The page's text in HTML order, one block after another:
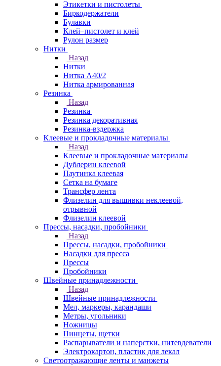
Этикетки и пистолеты
Биркодержатели
Булавки
Клей–пистолет и клей
Рулон размер
Нитки
Назад
Нитки
Нитка А40/2
Нитка армированная
Резинка
Назад
Резинка
Резинка декоративная
Резинка-вздержка
Клеевые и прокладочные материалы
Назад
Клеевые и прокладочные материалы
Дублерин клеевой
Паутинка клеевая
Сетка на бумаге
Трансфер лента
Флизелин для вышивки неклеевой,
отрывной
Флизелин клеевой
Прессы, насадки, пробойники
Назад
Прессы, насадки, пробойники
Насадки для пресса
Прессы
Пробойники
Швейные принадлежности
Назад
Швейные принадлежности
Мел, маркеры, карандаши
Метры, угольники
Ножницы
Пинцеты, щетки
Распарыватели и наперстки, нитевдеватели
Электрокартон, пластик для лекал
Светоотражающие ленты и манжеты